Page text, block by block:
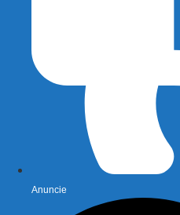
Anuncie